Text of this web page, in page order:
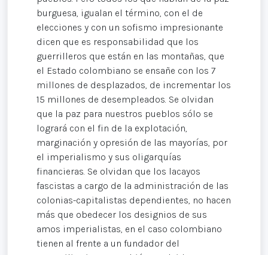
burguesa, igualan el término, con el de
elecciones y con un sofismo impresionante
dicen que es responsabilidad que los
guerrilleros que están en las montañas, que
el Estado colombiano se ensañe con los 7
millones de desplazados, de incrementar los
15 millones de desempleados. Se olvidan
que la paz para nuestros pueblos sólo se
logrará con el fin de la explotación,
marginación y opresión de las mayorías, por
el imperialismo y sus oligarquías
financieras. Se olvidan que los lacayos
fascistas a cargo de la administración de las
colonias-capitalistas dependientes, no hacen
más que obedecer los designios de sus
amos imperialistas, en el caso colombiano
tienen al frente a un fundador del